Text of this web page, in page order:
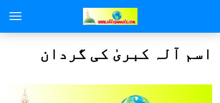
اسم آلہ کبریٰ کی گردان